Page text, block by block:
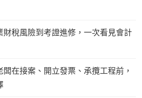
稅風險到考證進修，一次看見會計
在接案、開立發票、承攬工程前，